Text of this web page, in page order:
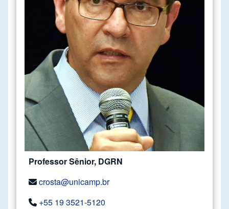
Professor Sênior, DGRN
crosta@unicamp.br
+55 19 3521-5120